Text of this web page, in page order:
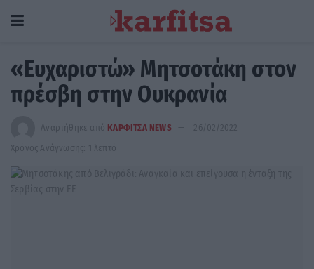
«Ευχαριστώ» Μητσοτάκη στον
πρέσβη στην Ουκρανία
Αναρτήθηκε από ΚΑΡΦΙΤΣΑ NEWS
26/02/2022
Χρόνος Ανάγνωσης: 1 λεπτό